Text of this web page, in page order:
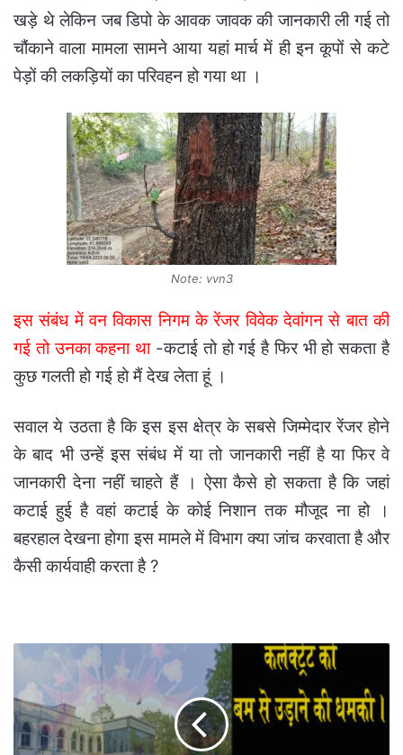
खड़े थे लेकिन जब डिपो के आवक जावक की जानकारी ली गई तो
चौंकाने वाला मामला सामने आया यहां मार्च में ही इन कूपों से कटे
पेड़ों की लकड़ियों का परिवहन हो गया था ।
Note: vvn3
इस संबंध में वन विकास निगम के रेंजर विवेक देवांगन से बात की
गई तो उनका कहना था-कटाई तो हो गई है फिर भी हो सकता है
कुछ गलती हो गई हो मैं देख लेता हूं ।
सवाल ये उठता है कि इस इस क्षेत्र के सबसे जिम्मेदार रेंजर होने
के बाद भी उन्हें इस संबंध में या तो जानकारी नहीं है या फिर वे
जानकारी देना नहीं चाहते हैं । ऐसा कैसे हो सकता है कि जहां
कटाई हुई है वहां कटाई के कोई निशान तक मौजूद ना हो ।
बहरहाल देखना होगा इस मामले में विभाग क्या जांच करवाता है और
कैसी कार्यवाही करता है ?
को
बम
से
उड़ाने